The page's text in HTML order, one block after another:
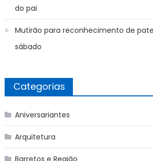
do pai
Mutirão para reconhecimento de
sábado
Categorias
Aniversariantes
Arquitetura
Barretos e Região